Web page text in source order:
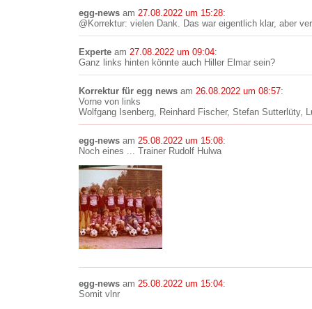
egg-news am 27.08.2022 um 15:28:
@Korrektur: vielen Dank. Das war eigentlich klar, aber
Experte am 27.08.2022 um 09:04:
Ganz links hinten könnte auch Hiller Elmar sein?
Korrektur für egg news am 26.08.2022 um 08:57:
Vorne von links
Wolfgang Isenberg, Reinhard Fischer, Stefan Sutterlüty,
egg-news am 25.08.2022 um 15:08:
Noch eines ... Trainer Rudolf Hulwa
egg-news am 25.08.2022 um 15:04:
Somit vlnr